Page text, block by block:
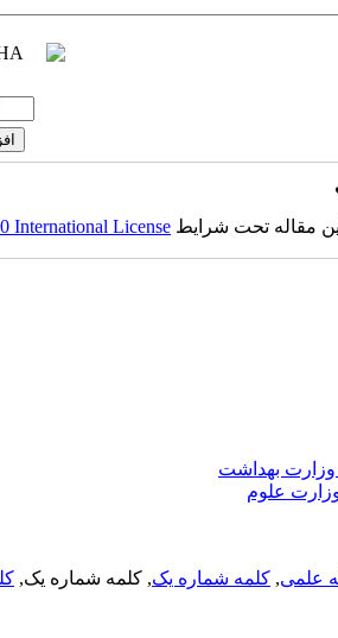
این مقاله تحت شرایط International License
بهداشت
علوم
علمی, کلمه شماره یک, کلمه شماره یک,